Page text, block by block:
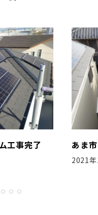
ム工事完了